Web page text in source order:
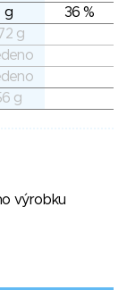
g
36 %
g
g
výrobku